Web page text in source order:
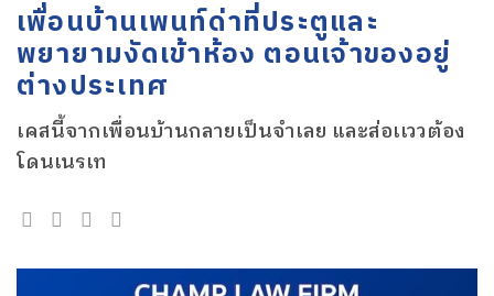
เพื่อนบ้านเพนท์ด่าที่ประตูและ
พยายามงัดเข้าห้อง ตอนเจ้าของอยู่
ต่างประเทศ
เคสนี้จากเพื่อนบ้านกลายเป็นจำเลย และส่อเเววต้อง
โดนเนรเท